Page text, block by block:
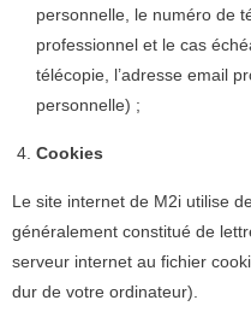
personnelle, le numéro de
professionnel et le cas
télécopie, l’adresse email
personnelle) ;
Cookies
Le site internet de M2i utilise
généralement constitué de
serveur internet au fichier
dur de votre ordinateur).